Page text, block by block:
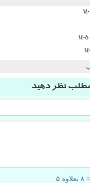
مطلب نظر دهید
= ۸ بعلاوه ۵